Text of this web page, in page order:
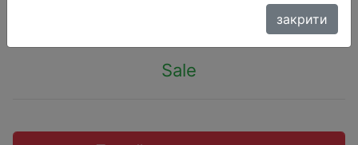
Sale
закрити